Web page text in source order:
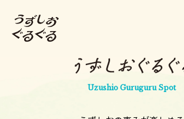
Uzushio Guruguru Spot